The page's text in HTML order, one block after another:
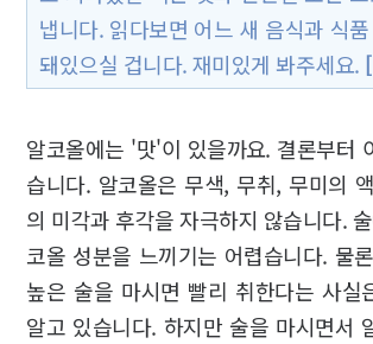
냅니다. 읽다보면 어느 새 음식과 식
돼있으실 겁니다. 재미있게 봐주세요.
알코올에는 '맛'이 있을까요. 결론부터
습니다. 알코올은 무색, 무취, 무미의
의 미각과 후각을 자극하지 않습니다.
코올 성분을 느끼기는 어렵습니다. 물
높은 술을 마시면 빨리 취한다는 사실
알고 있습니다. 하지만 술을 마시면서